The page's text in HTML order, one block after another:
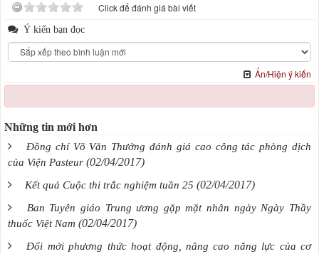
Click để đánh giá bài viết
Ý kiến bạn đọc
Ẩn/Hiện ý kiến
Những tin mới hơn
Đồng chí Võ Văn Thưởng đánh giá cao công tác phòng dịch
của Viện Pasteur (02/04/2017)
Kết quả Cuộc thi trắc nghiệm tuần 25 (02/04/2017)
Ban Tuyên giáo Trung ương gặp mặt nhân ngày Ngày Thầy
thuốc Việt Nam (02/04/2017)
Đổi mới phương thức hoạt động, nâng cao năng lực của cơ